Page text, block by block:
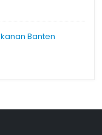
Banten